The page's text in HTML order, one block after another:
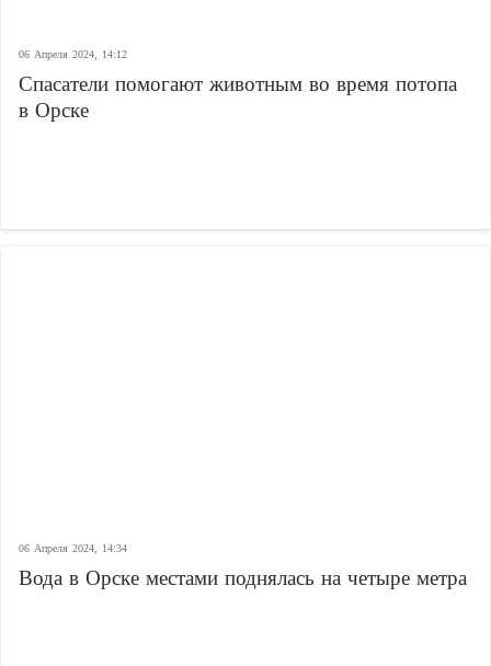
06 Апреля 2024, 14:12
Спасатели помогают животным во время потопа
в Орске
06 Апреля 2024, 14:34
Вода в Орске местами поднялась на четыре метра